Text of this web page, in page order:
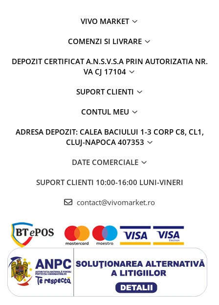
VIVO MARKET
COMENZI SI LIVRARE
DEPOZIT CERTIFICAT A.N.S.V.S.A PRIN AUTORIZATIA NR.
VA CJ 17104
SUPORT CLIENTI
CONTUL MEU
ADRESA DEPOZIT: CALEA BACIULUI 1-3 CORP C8, CL1,
CLUJ-NAPOCA 407353
DATE COMERCIALE
SUPORT CLIENTI 10:00-16:00 LUNI-VINERI
contact@vivomarket.ro